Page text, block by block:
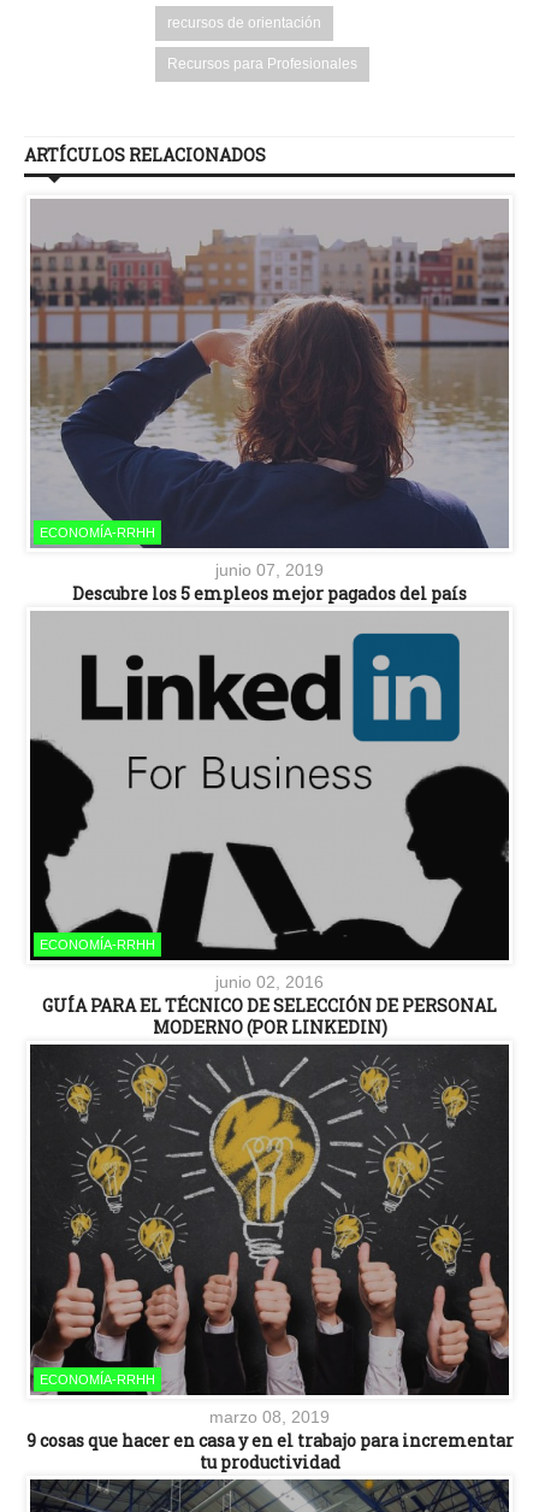
recursos de orientación
Recursos para Profesionales
ARTÍCULOS RELACIONADOS
ECONOMÍA-RRHH
junio 07, 2019
Descubre los 5 empleos mejor pagados del país
ECONOMÍA-RRHH
junio 02, 2016
GUÍA PARA EL TÉCNICO DE SELECCIÓN DE PERSONAL
MODERNO (POR LINKEDIN)
ECONOMÍA-RRHH
marzo 08, 2019
9 cosas que hacer en casa y en el trabajo para incrementar
tu productividad